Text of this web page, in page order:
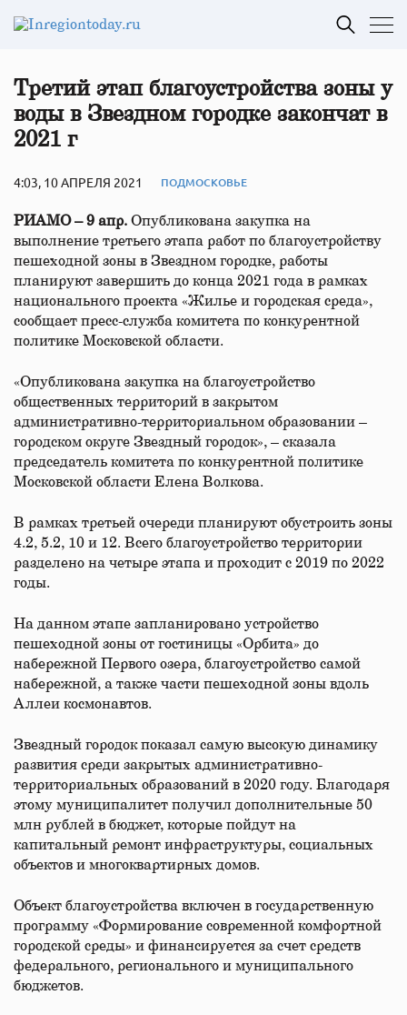
Третий этап благоустройства зоны у
воды в Звездном городке закончат в
2021 г
4:03, 10 АПРЕЛЯ 2021 ПОДМОСКОВЬЕ
РИАМО – 9 апр. Опубликована закупка на
выполнение третьего этапа работ по благоустройству
пешеходной зоны в Звездном городке, работы
планируют завершить до конца 2021 года в рамках
национального проекта «Жилье и городская среда»,
сообщает пресс-служба комитета по конкурентной
политике Московской области.
«Опубликована закупка на благоустройство
общественных территорий в закрытом
административно-территориальном образовании –
городском округе Звездный городок», – сказала
председатель комитета по конкурентной политике
Московской области Елена Волкова.
В рамках третьей очереди планируют обустроить зоны
4.2, 5.2, 10 и 12. Всего благоустройство территории
разделено на четыре этапа и проходит с 2019 по 2022
годы.
На данном этапе запланировано устройство
пешеходной зоны от гостиницы «Орбита» до
набережной Первого озера, благоустройство самой
набережной, а также части пешеходной зоны вдоль
Аллеи космонавтов.
Звездный городок показал самую высокую динамику
развития среди закрытых административно-
территориальных образований в 2020 году. Благодаря
этому муниципалитет получил дополнительные 50
млн рублей в бюджет, которые пойдут на
капитальный ремонт инфраструктуры, социальных
объектов и многоквартирных домов.
Объект благоустройства включен в государственную
программу «Формирование современной комфортной
городской среды» и финансируется за счет средств
федерального, регионального и муниципального
бюджетов.